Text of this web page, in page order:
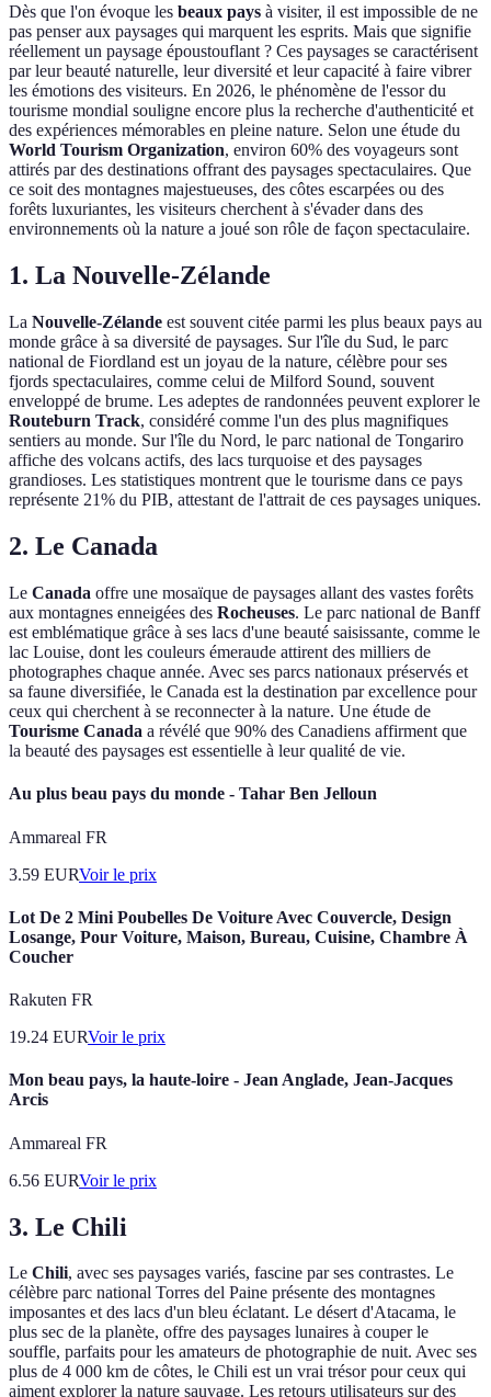
Dès que l'on évoque les beaux pays à visiter, il est impossible de ne
pas penser aux paysages qui marquent les esprits. Mais que signifie
réellement un paysage époustouflant ? Ces paysages se caractérisent
par leur beauté naturelle, leur diversité et leur capacité à faire vibrer
les émotions des visiteurs. En 2026, le phénomène de l'essor du
tourisme mondial souligne encore plus la recherche d'authenticité et
des expériences mémorables en pleine nature. Selon une étude du
World Tourism Organization, environ 60% des voyageurs sont
attirés par des destinations offrant des paysages spectaculaires. Que
ce soit des montagnes majestueuses, des côtes escarpées ou des
forêts luxuriantes, les visiteurs cherchent à s'évader dans des
environnements où la nature a joué son rôle de façon spectaculaire.
1. La Nouvelle-Zélande
La Nouvelle-Zélande est souvent citée parmi les plus beaux pays au
monde grâce à sa diversité de paysages. Sur l'île du Sud, le parc
national de Fiordland est un joyau de la nature, célèbre pour ses
fjords spectaculaires, comme celui de Milford Sound, souvent
enveloppé de brume. Les adeptes de randonnées peuvent explorer le
Routeburn Track, considéré comme l'un des plus magnifiques
sentiers au monde. Sur l'île du Nord, le parc national de Tongariro
affiche des volcans actifs, des lacs turquoise et des paysages
grandioses. Les statistiques montrent que le tourisme dans ce pays
représente 21% du PIB, attestant de l'attrait de ces paysages uniques.
2. Le Canada
Le Canada offre une mosaïque de paysages allant des vastes forêts
aux montagnes enneigées des Rocheuses. Le parc national de Banff
est emblématique grâce à ses lacs d'une beauté saisissante, comme le
lac Louise, dont les couleurs émeraude attirent des milliers de
photographes chaque année. Avec ses parcs nationaux préservés et
sa faune diversifiée, le Canada est la destination par excellence pour
ceux qui cherchent à se reconnecter à la nature. Une étude de
Tourisme Canada a révélé que 90% des Canadiens affirment que
la beauté des paysages est essentielle à leur qualité de vie.
Au plus beau pays du monde - Tahar Ben Jelloun
Ammareal FR
3.59 EURVoir le prix
Lot De 2 Mini Poubelles De Voiture Avec Couvercle, Design
Losange, Pour Voiture, Maison, Bureau, Cuisine, Chambre À
Coucher
Rakuten FR
19.24 EURVoir le prix
Mon beau pays, la haute-loire - Jean Anglade, Jean-Jacques
Arcis
Ammareal FR
6.56 EURVoir le prix
3. Le Chili
Le Chili, avec ses paysages variés, fascine par ses contrastes. Le
célèbre parc national Torres del Paine présente des montagnes
imposantes et des lacs d'un bleu éclatant. Le désert d'Atacama, le
plus sec de la planète, offre des paysages lunaires à couper le
souffle, parfaits pour les amateurs de photographie de nuit. Avec ses
plus de 4 000 km de côtes, le Chili est un vrai trésor pour ceux qui
aiment explorer la nature sauvage. Les retours utilisateurs sur des